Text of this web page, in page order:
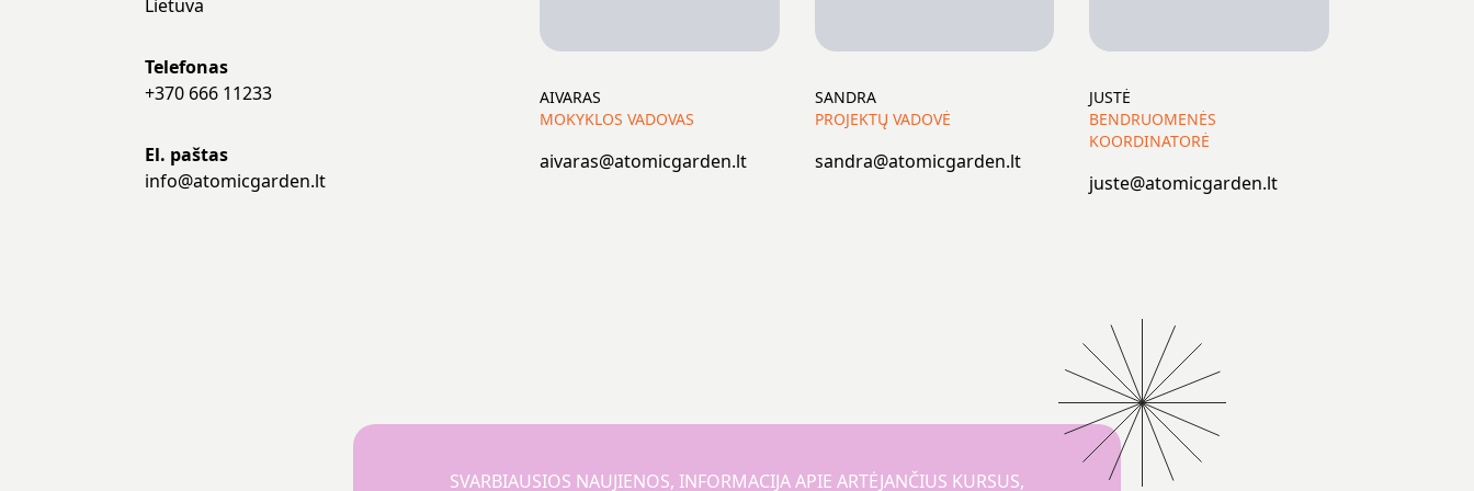
Lietuva
Telefonas
+370 666 11233
El. paštas
info@atomicgarden.lt
AIVARAS
MOKYKLOS VADOVAS
aivaras@atomicgarden.lt
SANDRA
PROJEKTŲ VADOVĖ
sandra@atomicgarden.lt
JUSTĖ
BENDRUOMENĖS
KOORDINATORĖ
juste@atomicgarden.lt
SVARBIAUSIOS NAUJIENOS, INFORMACIJA APIE ARTĖJANČIUS KURSUS,